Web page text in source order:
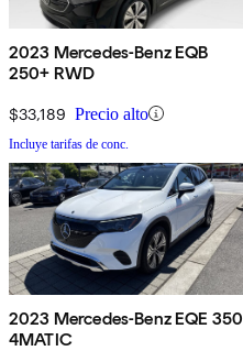
2023 Mercedes-Benz EQB
250+ RWD
$33,189 Precio alto
Incluye tarifas de conc.
2023 Mercedes-Benz EQE 350
4MATIC